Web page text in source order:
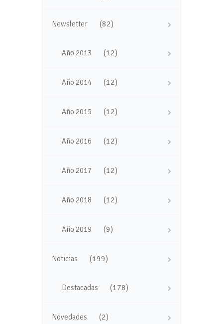
Newsletter (82)
Año 2013 (12)
Año 2014 (12)
Año 2015 (12)
Año 2016 (12)
Año 2017 (12)
Año 2018 (12)
Año 2019 (9)
Noticias (199)
Destacadas (178)
Novedades (2)